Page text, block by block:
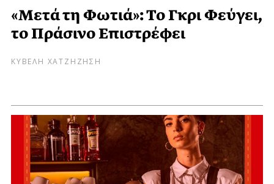
«Μετά τη Φωτιά»: Το Γκρι Φεύγει,
το Πράσινο Επιστρέφει
ΚΥΒΕΛΗ ΧΑΤΖΗΖΗΣΗ